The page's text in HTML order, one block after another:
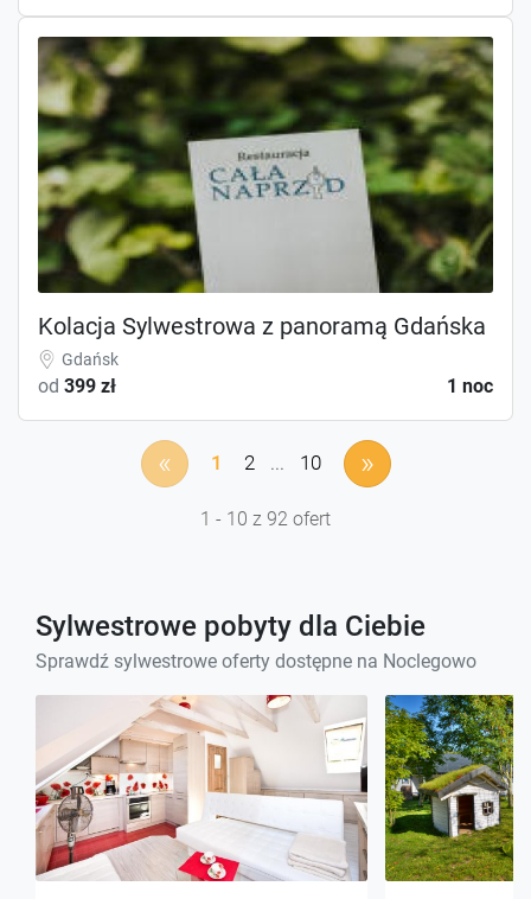
Kolacja Sylwestrowa z panoramą Gdańska
Gdańsk
od 399 zł 1 noc
« 1 2 ... 10 »
1 - 10 z 92 ofert
Sylwestrowe pobyty dla Ciebie
Sprawdź sylwestrowe oferty dostępne na Noclegowo